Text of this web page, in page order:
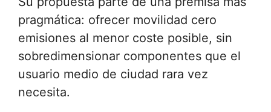
pragmática: ofrecer movilidad cero
emisiones al menor coste posible, sin
sobredimensionar componentes que el
usuario medio de ciudad rara vez
necesita.